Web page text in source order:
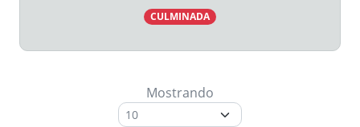
CULMINADA
Mostrando